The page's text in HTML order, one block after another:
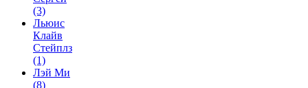
(3)
Льюис
Клайв
Стейплз
(1)
Лэй Ми
(8)